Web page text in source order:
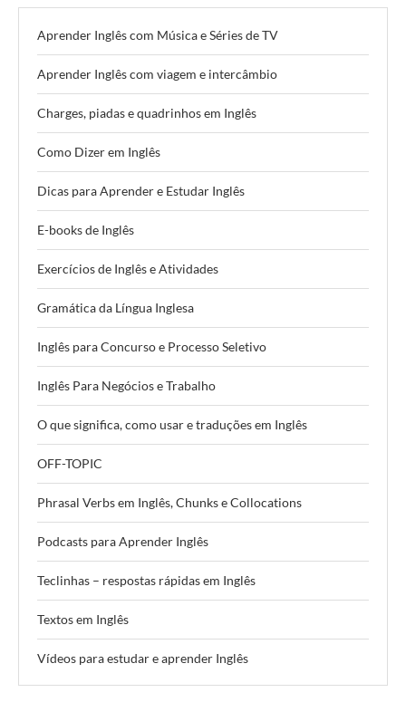
Aprender Inglês com Música e Séries de TV
Aprender Inglês com viagem e intercâmbio
Charges, piadas e quadrinhos em Inglês
Como Dizer em Inglês
Dicas para Aprender e Estudar Inglês
E-books de Inglês
Exercícios de Inglês e Atividades
Gramática da Língua Inglesa
Inglês para Concurso e Processo Seletivo
Inglês Para Negócios e Trabalho
O que significa, como usar e traduções em Inglês
OFF-TOPIC
Phrasal Verbs em Inglês, Chunks e Collocations
Podcasts para Aprender Inglês
Teclinhas – respostas rápidas em Inglês
Textos em Inglês
Vídeos para estudar e aprender Inglês